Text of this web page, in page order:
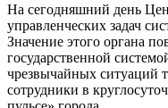
На сегодняшний день
управленческих задач
Значение этого органа
государственной
чрезвычайных ситуаций
сотрудники в